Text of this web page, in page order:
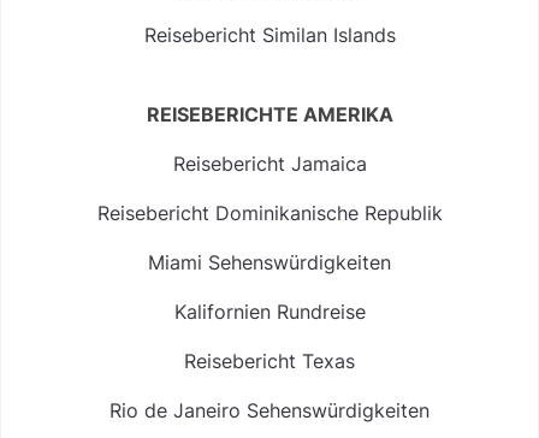
Reisebericht Similan Islands
REISEBERICHTE AMERIKA
Reisebericht Jamaica
Reisebericht Dominikanische Republik
Miami Sehenswürdigkeiten
Kalifornien Rundreise
Reisebericht Texas
Rio de Janeiro Sehenswürdigkeiten